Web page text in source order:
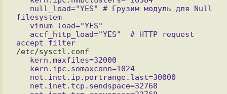
filesystem
accept filter